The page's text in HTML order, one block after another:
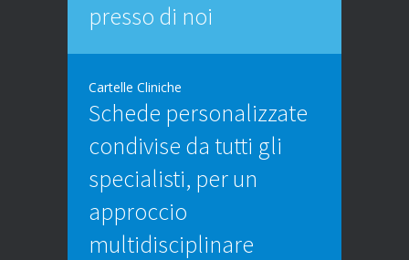
presso di noi
Cartelle Cliniche
Schede personalizzate
condivise da tutti gli
specialisti, per un
approccio
multidisciplinare